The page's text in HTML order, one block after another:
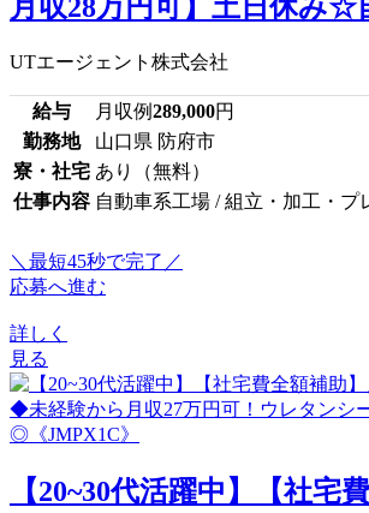
月収28万円可】土日休み☆
UTエージェント株式会社
給与 月収例289,000円
勤務地
山口県 防府市
寮・社宅 あり（無料）
仕事内容 自動車系工場 / 組立・加工・プ
＼最短45秒で完了／
応募へ進む
詳しく
見る
【20~30代活躍中】【社宅